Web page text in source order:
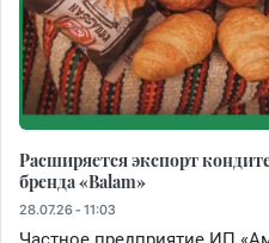
Расширяется экспорт
бренда «Balam»
28.07.26 - 11:03